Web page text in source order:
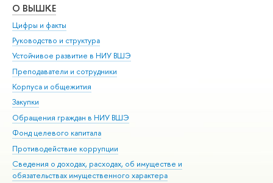
О ВЫШКЕ
Цифры и факты
Руководство и структура
Устойчивое развитие в НИУ ВШЭ
Преподаватели и сотрудники
Корпуса и общежития
Закупки
Обращения граждан в НИУ ВШЭ
Фонд целевого капитала
Противодействие коррупции
Сведения о доходах, расходах, об имуществе и
обязательствах имущественного характера